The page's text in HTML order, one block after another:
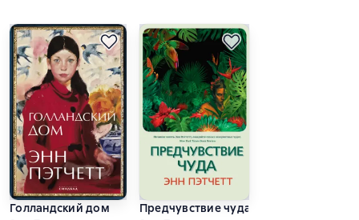
Голландский дом
Предчувствие чуда